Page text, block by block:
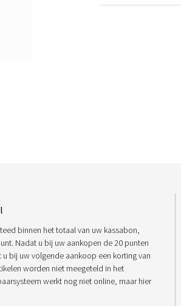
binnen het totaal van uw kassabon,
Nadat u bij uw aankopen de 20 punten
bij uw volgende aankoop een korting van
worden niet meegeteld in het
werkt nog niet online, maar hier